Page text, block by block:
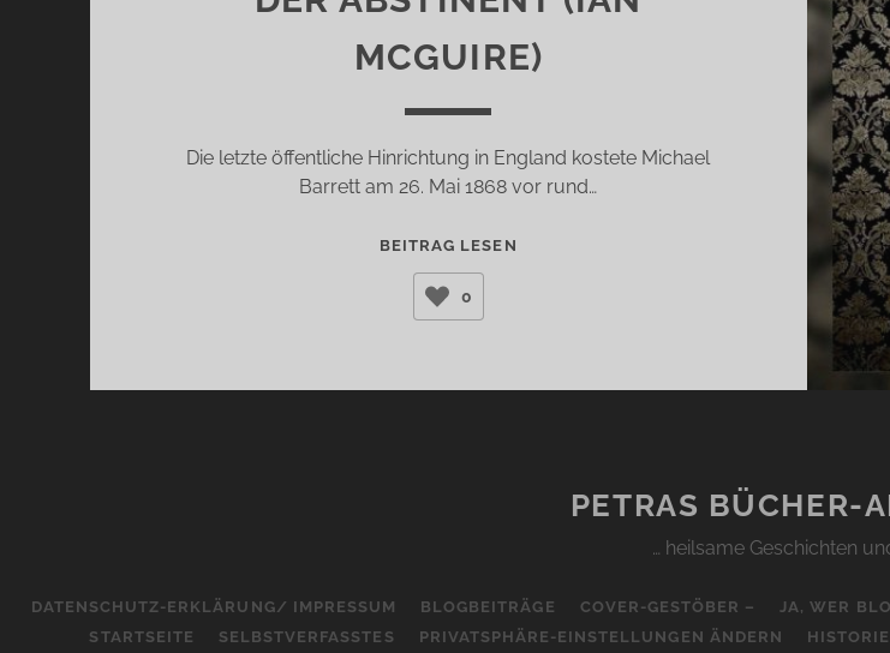
MCGUIRE)
Die letzte öffentliche Hinrichtung in England kostete Michael
Barrett am 26. Mai 1868 vor rund…
BEITRAG LESEN
0
PETRAS BÜCHER-
… heilsame Geschichten
DATENSCHUTZ-ERKLÄRUNG/ IMPRESSUM BLOGBEITRÄGE COVER-GESTÖBER – JA, WER
STARTSEITE
SELBSTVERFASSTES PRIVATSPHÄRE-EINSTELLUNGEN ÄNDERN